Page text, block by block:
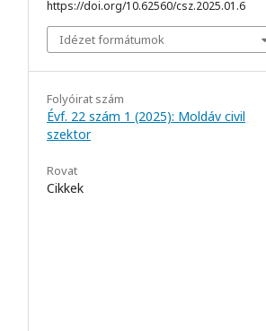
https://doi.org/10.62560/csz.2025.01.6
Idézet formátumok
Folyóirat szám
Évf. 22 szám 1 (2025): Moldáv civil
szektor
Rovat
Cikkek